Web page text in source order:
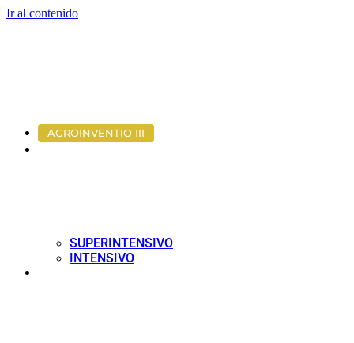
Ir al contenido
AGROINVENTIO III
SUPERINTENSIVO
INTENSIVO